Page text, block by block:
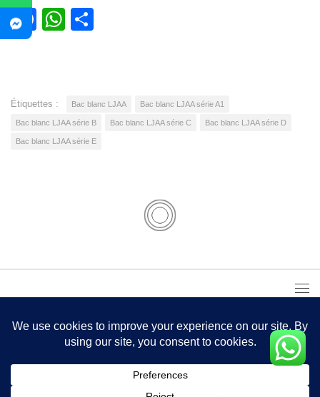
Facebook
WhatsApp
Étiquettes : Bac blanc LJAA Bac blanc LJAA série A1
Bac blanc LJAA série B Bac blanc LJAA série C Bac blanc LJAA série D
Bac blanc LJAA série E